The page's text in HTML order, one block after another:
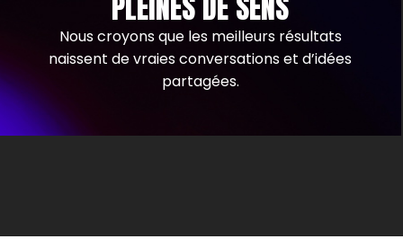
Nous croyons que les meilleurs résultats
naissent de vraies conversations et d’idées
partagées.